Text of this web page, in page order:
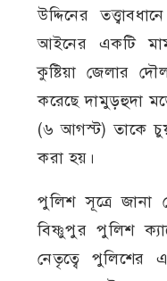
উদ্দিনের
আইনের একটি
কুষ্টিয়া জেলার
করেছে দামুড়হুদা
(৬ আগস্ট) তাকে
করা হয়।
পুলিশ সূত্রে জানা
বিষ্ণুপুর পুলিশ
নেতৃত্বে পুলিশের